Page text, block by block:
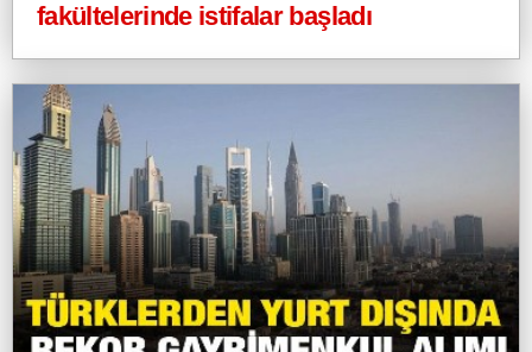
fakültelerinde istifalar başladı